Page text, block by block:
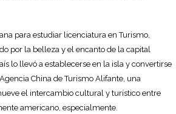
para estudiar licenciatura en Turismo,
por la belleza y el encanto de la capital
lo llevó a establecerse en la isla y convertirse
China de Turismo Alifante, una
el intercambio cultural y turístico entre
americano, especialmente.